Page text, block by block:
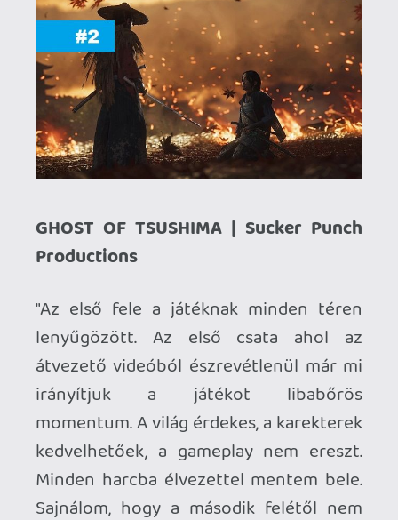
érdemes sokat beszélni mert a
végletekig tökéletes. A történet pedig
egy érzelmi hullámvasút, és én nagyon
durván felültem rá. Nem gondoltam hogy
egy játék képes lesz ilyen érzelmeket
kiváltani. És ezért egyértelműen az év
játéka."(kompedli)
"A prezentáció makulátlan, a sztori
témákat boncolgat amiről a blockbuster
játékipar jobbára hallani sem mer, így
élvonalbeli, egy izgalmas akciómozi a
gyengébb pillanataiban, amikor beindul
pedig a zsáner egyik ékköve."
(priewoferdc)
Ezúton is köszönjük mindenkinek, aki
szavazatával hozzájárult a 2020-as
lista létrejöttéhez!